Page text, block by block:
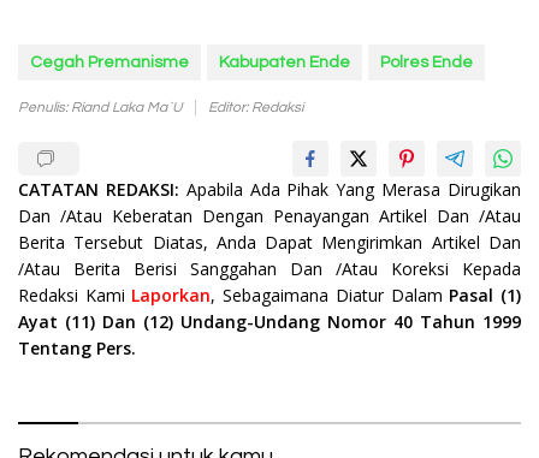
Cegah Premanisme Kabupaten Ende Polres Ende
Penulis: Riand Laka Ma`u Editor: Redaksi
CATATAN REDAKSI: Apabila Ada Pihak Yang Merasa Dirugikan
Dan /Atau Keberatan Dengan Penayangan Artikel Dan /Atau
Berita Tersebut Diatas, Anda Dapat Mengirimkan Artikel Dan
/Atau Berita Berisi Sanggahan Dan /Atau Koreksi Kepada
Redaksi Kami Laporkan, Sebagaimana Diatur Dalam Pasal (1)
Ayat (11) Dan (12) Undang-Undang Nomor 40 Tahun 1999
Tentang Pers.